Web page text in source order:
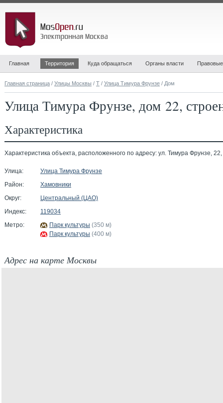
Главная Территория Куда обращаться Органы власти
Главная страница / Улицы Москвы / Т / Улица Тимура Фрунзе / Дом
Улица Тимура Фрунзе, дом 22,
Характеристика
Характеристика объекта, расположенного по адресу: ул. Тимура Фрунзе, 22,
Улица:
Улица Тимура Фрунзе
Район:
Хамовники
Округ:
Центральный (ЦАО)
Индекс:
119034
Метро:
Парк культуры (350 м)
Парк культуры (400 м)
Адрес на карте Москвы